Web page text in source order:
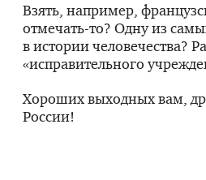
Взять, например,
отмечать-то? Одну из
в истории человечества?
«исправительного
Хороших выходных вам,
России!